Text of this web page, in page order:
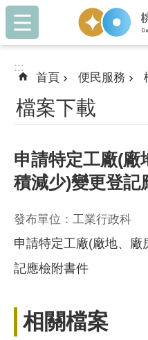
跳到主要內容區塊
:::
:::
首頁 便民服務
檔案下載
申請特定工廠(廠
積減少)變更登記
發布單位：工業行政科
申請特定工廠(廠地、廠
記應檢附書件
相關檔案